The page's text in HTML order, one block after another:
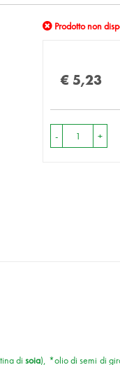
Prodotto non
€ 5,23
- +
disoia), *olio di semi di